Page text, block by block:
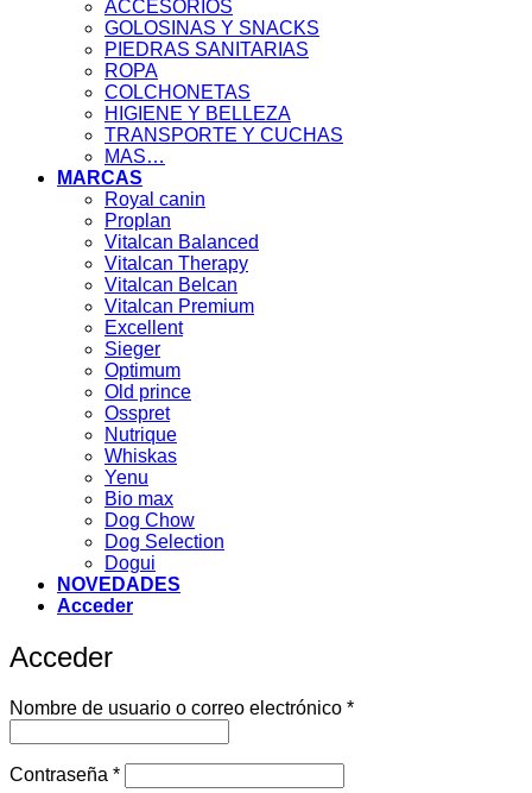
ACCESORIOS
GOLOSINAS Y SNACKS
PIEDRAS SANITARIAS
ROPA
COLCHONETAS
HIGIENE Y BELLEZA
TRANSPORTE Y CUCHAS
MAS…
MARCAS
Royal canin
Proplan
Vitalcan Balanced
Vitalcan Therapy
Vitalcan Belcan
Vitalcan Premium
Excellent
Sieger
Optimum
Old prince
Osspret
Nutrique
Whiskas
Yenu
Bio max
Dog Chow
Dog Selection
Dogui
NOVEDADES
Acceder
Acceder
Nombre de usuario o correo electrónico *Obligatorio
Contraseña *Obligatorio